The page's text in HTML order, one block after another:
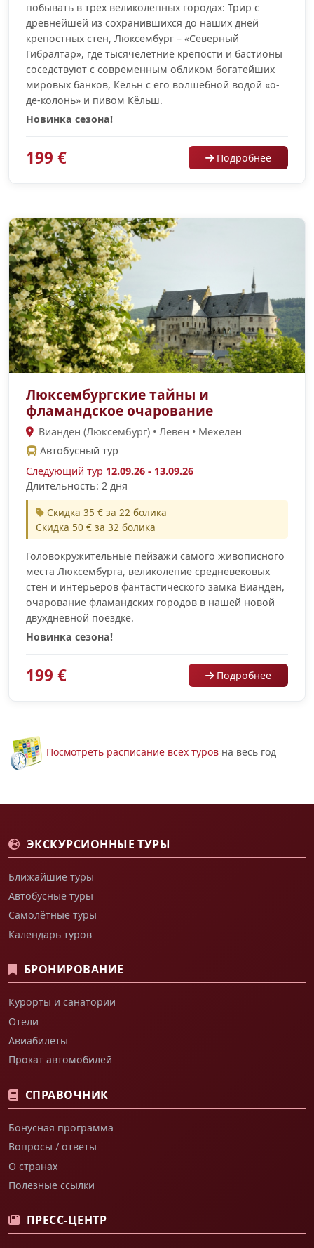
побывать в трёх великолепных городах: Трир с
древнейшей из сохранившихся до наших дней
крепостных стен, Люксембург – «Северный
Гибралтар», где тысячелетние крепости и бастионы
соседствуют с современным обликом богатейших
мировых банков, Кёльн с его волшебной водой «о-
де-колонь» и пивом Кёльш.
Новинка сезона!
199 € Подробнее
Люксембургские тайны и
фламандское очарование
Вианден (Люксембург) • Лёвен • Мехелен
Автобусный тур
Следующий тур 12.09.26 - 13.09.26
Длительность: 2 дня
Скидка 35 € за 22 болика
Скидка 50 € за 32 болика
Головокружительные пейзажи самого живописного
места Люксембурга, великолепие средневековых
стен и интерьеров фантастического замка Вианден,
очарование фламандских городов в нашей новой
двухдневной поездке.
Новинка сезона!
199 € Подробнее
Посмотреть расписание всех туров на весь год
ЭКСКУРСИОННЫЕ ТУРЫ
Ближайшие туры
Автобусные туры
Самолётные туры
Календарь туров
БРОНИРОВАНИЕ
Курорты и санатории
Отели
Авиабилеты
Прокат автомобилей
СПРАВОЧНИК
Бонусная программа
Вопросы / ответы
О странах
Полезные ссылки
ПРЕСС-ЦЕНТР